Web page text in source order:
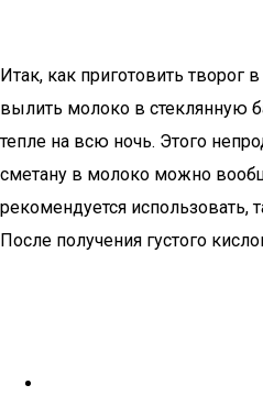
Итак, как приготовить
вылить молоко в стеклянную
тепле на всю ночь. Этого
сметану в молоко можно
рекомендуется использовать,
После получения густого